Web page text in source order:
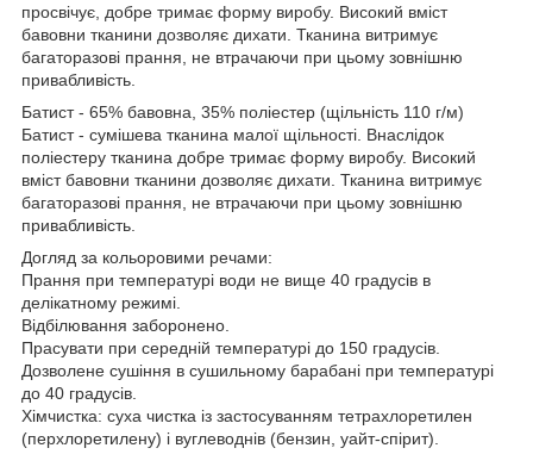
просвічує, добре тримає форму виробу. Високий вміст
бавовни тканини дозволяє дихати. Тканина витримує
багаторазові прання, не втрачаючи при цьому зовнішню
привабливість.
Батист - 65% бавовна, 35% поліестер (щільність 110 г/м)
Батист - сумішева тканина малої щільності. Внаслідок
поліестеру тканина добре тримає форму виробу. Високий
вміст бавовни тканини дозволяє дихати. Тканина витримує
багаторазові прання, не втрачаючи при цьому зовнішню
привабливість.
Догляд за кольоровими речами:
Прання при температурі води не вище 40 градусів в
делікатному режимі.
Відбілювання заборонено.
Прасувати при середній температурі до 150 градусів.
Дозволене сушіння в сушильному барабані при температурі
до 40 градусів.
Хімчистка: суха чистка із застосуванням тетрахлоретилен
(перхлоретилену) і вуглеводнів (бензин, уайт-спірит).